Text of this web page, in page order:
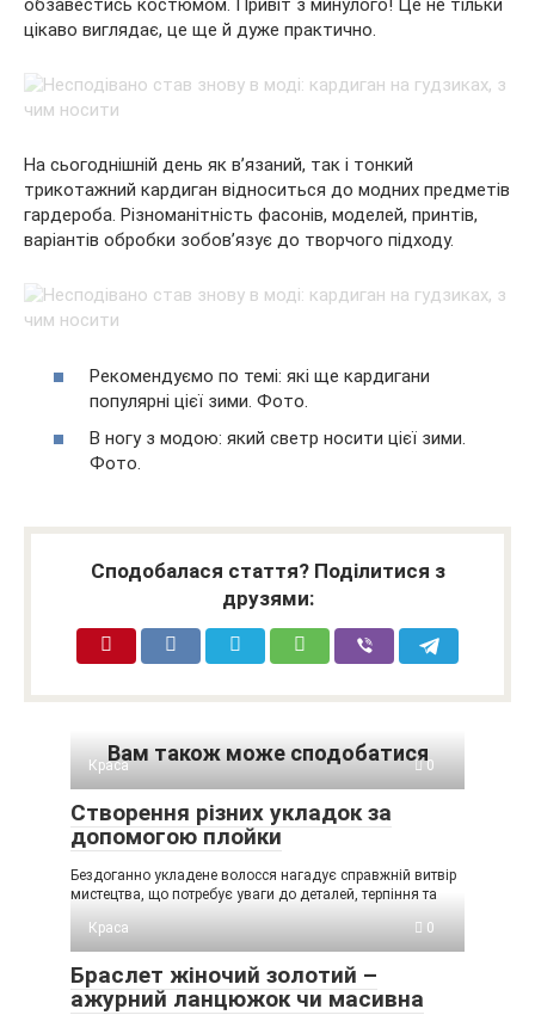
обзавестись костюмом. Привіт з минулого! Це не тільки
цікаво виглядає, це ще й дуже практично.
На сьогоднішній день як в’язаний, так і тонкий
трикотажний кардиган відноситься до модних предметів
гардероба. Різноманітність фасонів, моделей, принтів,
варіантів обробки зобов’язує до творчого підходу.
Рекомендуємо по темі: які ще кардигани
популярні цієї зими. Фото.
В ногу з модою: який светр носити цієї зими.
Фото.
Сподобалася стаття? Поділитися з
друзями:
Вам також може сподобатися
Краса 0
Створення різних укладок за
допомогою плойки
Бездоганно укладене волосся нагадує справжній витвір
мистецтва, що потребує уваги до деталей, терпіння та
Краса
0
Браслет жіночий золотий –
ажурний ланцюжок чи масивна